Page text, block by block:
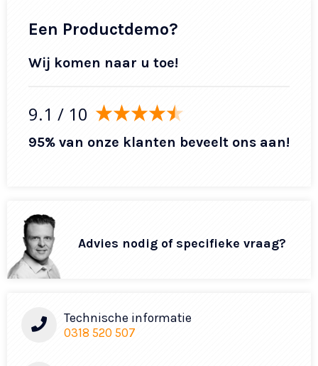
Een Productdemo?
Wij komen naar u toe!
9.1 / 10
95% van onze klanten beveelt ons aan!
Advies nodig of specifieke vraag?
Technische informatie
0318 520 507